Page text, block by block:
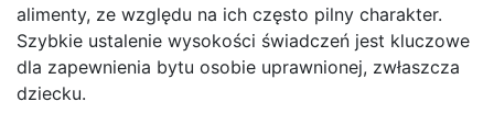
alimenty, ze względu na ich często pilny charakter.
Szybkie ustalenie wysokości świadczeń jest kluczowe
dla zapewnienia bytu osobie uprawnionej, zwłaszcza
dziecku.